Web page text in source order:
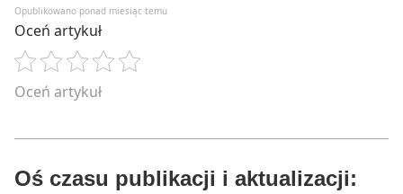
Opublikowano ponad miesiąc temu
Oceń artykuł
Oceń artykuł
Oś czasu publikacji i aktualizacji: